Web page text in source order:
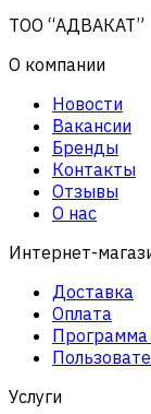
ТОО “АДВАКАТ”
О компании
Новости
Вакансии
Бренды
Контакты
Отзывы
О нас
Интернет-
Доставка
Оплата
Программа
Услуги